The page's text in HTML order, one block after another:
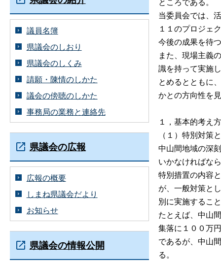
当委員会では、
１１のプロジェ
今後の成果を待
また、現場主義
識を持って実施
とめるとともに
かとの方向性を
１，基本的考え方
（１）特別対策
中山間地域の深
いかなければな
特別措置の内容
が、一般対策と
別に実施するこ
たとえば、中山
集落に１００万
であるが、中山
る。
議員名簿
県議会のしおり
県議会のしくみ
請願・陳情のしかた
議会の傍聴のしかた
事務局の業務と連絡先
県議会の広報
広報の概要
しまね県議会だより
お知らせ
県議会の情報公開